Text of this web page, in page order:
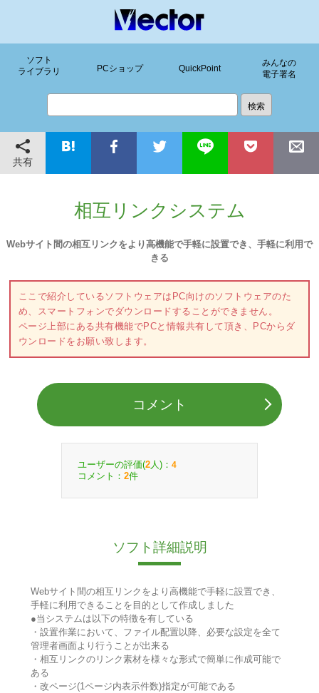
ソフト
ライブラリ
PCショップ QuickPoint
みんなの
電子署名
共有
相互リンクシステム
Webサイト間の相互リンクをより高機能で手軽に設置でき、手軽に利用で
きる
ここで紹介しているソフトウェアはPC向けのソフトウェアのた
め、スマートフォンでダウンロードすることができません。
ページ上部にある共有機能でPCと情報共有して頂き、PCからダ
ウンロードをお願い致します。
コメント
ユーザーの評価(2 人)： 4
コメント： 2件
ソフト詳細説明
Webサイト間の相互リンクをより高機能で手軽に設置でき、
手軽に利用できることを目的として作成しました
●当システムは以下の特徴を有している
・設置作業において、ファイル配置以降、必要な設定を全て
管理者画面より行うことが出来る
・相互リンクのリンク素材を様々な形式で簡単に作成可能で
ある
・改ページ(1ページ内表示件数)指定が可能である